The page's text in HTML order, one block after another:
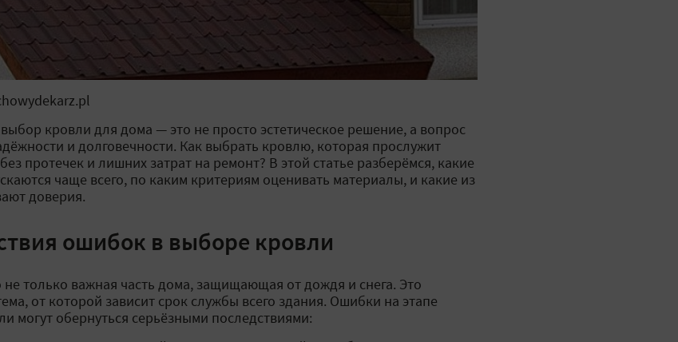
кровли для дома — это не просто эстетическое решение, а вопрос
и долговечности. Как выбрать кровлю, которая прослужит
протечек и лишних затрат на ремонт? В этой статье разберёмся, какие
чаще всего, по каким критериям оценивать материалы, и какие из
доверия.
ошибок в выборе кровли
не только важная часть дома, защищающая от дождя и снега. Это
от которой зависит срок службы всего здания. Ошибки на этапе
могут обернуться серьёзными последствиями: